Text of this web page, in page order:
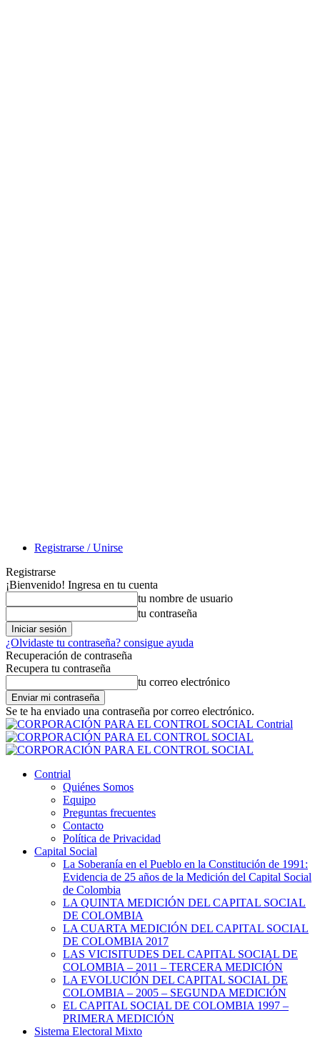
Registrarse / Unirse
Registrarse
¡Bienvenido! Ingresa en tu cuenta
tu nombre de usuario
tu contraseña
¿Olvidaste tu contraseña? consigue ayuda
Recuperación de contraseña
Recupera tu contraseña
tu correo electrónico
Se te ha enviado una contraseña por correo electrónico.
Contrial
Contrial
Quiénes Somos
Equipo
Preguntas frecuentes
Contacto
Política de Privacidad
Capital Social
La Soberanía en el Pueblo en la Constitución de 1991:
Evidencia de 25 años de la Medición del Capital Social
de Colombia
LA QUINTA MEDICIÓN DEL CAPITAL SOCIAL
DE COLOMBIA
LA CUARTA MEDICIÓN DEL CAPITAL SOCIAL
DE COLOMBIA 2017
LAS VICISITUDES DEL CAPITAL SOCIAL DE
COLOMBIA – 2011 – TERCERA MEDICIÓN
LA EVOLUCIÓN DEL CAPITAL SOCIAL DE
COLOMBIA – 2005 – SEGUNDA MEDICIÓN
EL CAPITAL SOCIAL DE COLOMBIA 1997 –
PRIMERA MEDICIÓN
Sistema Electoral Mixto